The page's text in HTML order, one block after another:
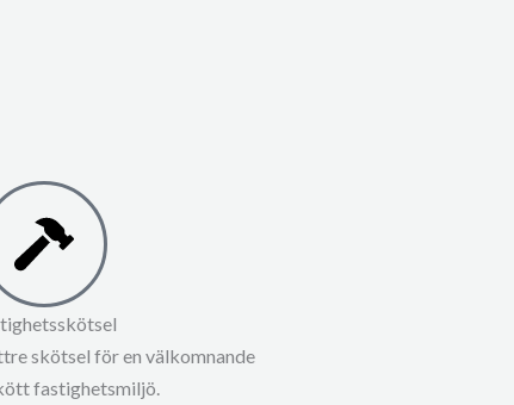
skötsel för en välkomnande
fastighetsmiljö.